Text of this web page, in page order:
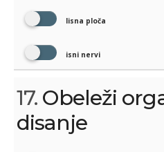
lisna ploča
isni nervi
17. Obeleži
disanje